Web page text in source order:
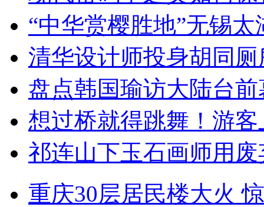
“中华赏樱胜地”无锡
清华设计师投身胡同
盘点韩国瑜访大陆台
想过桥就得跳舞！游客
祁连山下玉石画师用
重庆30层居民楼大火